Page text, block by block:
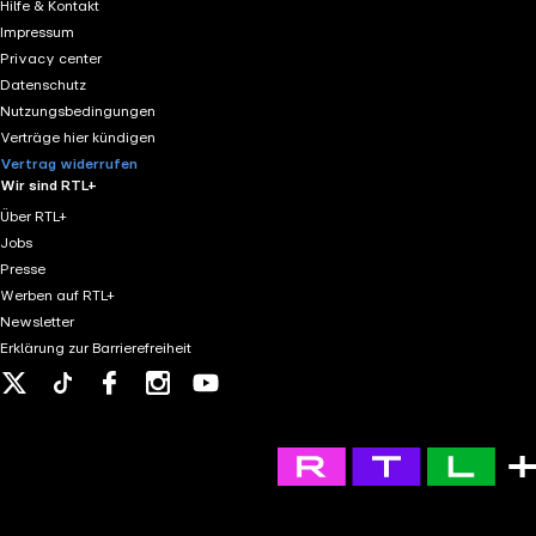
Hilfe & Kontakt
Impressum
Privacy center
Datenschutz
Nutzungsbedingungen
Verträge hier kündigen
Vertrag widerrufen
Wir sind RTL+
Über RTL+
Jobs
Presse
Werben auf RTL+
Newsletter
Erklärung zur Barrierefreiheit
Tiktok FacebookInstagram